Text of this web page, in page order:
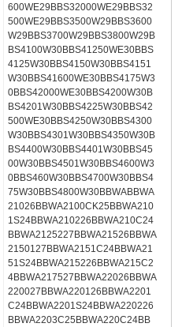
600WE29BBS32000WE29BBS32
500WE29BBS3500W29BBS3600
W29BBS3700W29BBS3800W29B
BS4100W30BBS41250WE30BBS
4125W30BBS4150W30BBS4151
W30BBS41600WE30BBS4175W3
0BBS42000WE30BBS4200W30B
BS4201W30BBS4225W30BBS42
500WE30BBS4250W30BBS4300
W30BBS4301W30BBS4350W30B
BS4400W30BBS4401W30BBS45
00W30BBS4501W30BBS4600W3
0BBS460W30BBS4700W30BBS4
75W30BBS4800W30BBWABBWA
21026BBWA2100CK25BBWA210
1S24BBWA210226BBWA210C24
BBWA2125227BBWA21526BBWA
2150127BBWA2151C24BBWA21
51S24BBWA215226BBWA215C2
4BBWA217527BBWA22026BBWA
220027BBWA220126BBWA2201
C24BBWA2201S24BBWA220226
BBWA2203C25BBWA220C24BB